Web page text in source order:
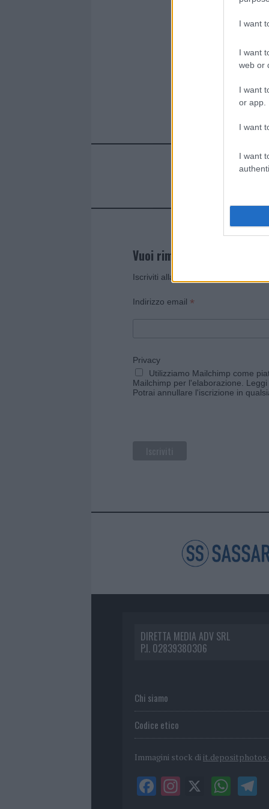
I want
I want
web or
I want
or app.
I want
I want
Vuoi rimanere sempre
Iscriviti alla newsletter di Gallura
Indirizzo email *
Privacy
Utilizziamo Mailchimp come
Mailchimp per l'elaborazione.
Potrai annullare l'iscrizione in
DIRETTA MEDIA ADV SRL
P.I. 02839380306
Chi siamo
Codice etico
Immagini stock di